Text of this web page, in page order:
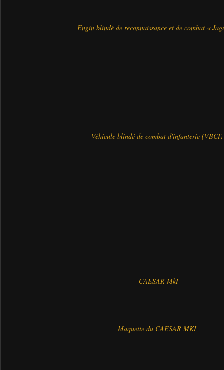
Engin blindé de reconnaissance et de combat «
Véhicule blindé de combat d'infanterie (VBCI)
CAESAR MkI
Maquette du CAESAR MKI